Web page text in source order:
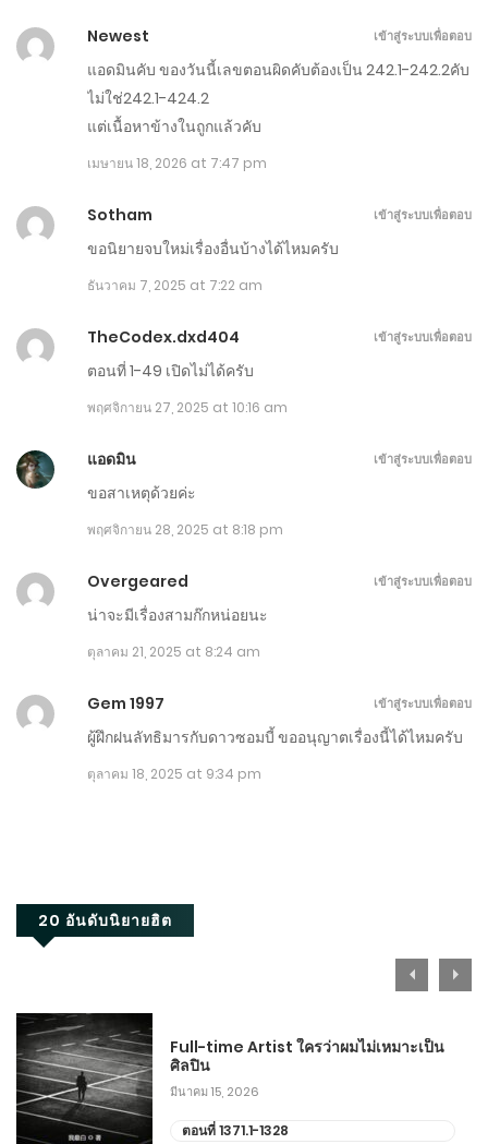
กรกฎาคม 29, 2026
ตอนที่ 311-315
กรกฎาคม 7, 2026
ตอนที่ 291-300
มิถุนายน 23, 2026
ตอนที่ 281-290
มิถุนายน 9, 2026
ตอนที่ 271-280
พฤษภาคม 12, 2026
ตอนที่ 251-260
ตอนที่ 241-250
เมษายน 16, 2026
ตอนที่ 221-230
มีนาคม 14, 2026
ตอนที่ 201-210
มีนาคม 3, 2026
Newest
แอดมินคับ ของวันนี้เลขตอนผิดคับต้องเป็น 242.1-242.2คับ
ไม่ใช่242.1-424.2
แต่เนื้อหาข้างในถูกแล้วคับ
เมษายน 18, 2026 at 7:47 pm
เข้าสู่ระบบเพื่อตอบ
Sotham
ขอนิยายจบใหม่เรื่องอื่นบ้างได้ไหมครับ
ธันวาคม 7, 2025 at 7:22 am
เข้าสู่ระบบเพื่อตอบ
TheCodex.dxd404
ตอนที่ 1-49 เปิดไม่ได้ครับ
พฤศจิกายน 27, 2025 at 10:16 am
เข้าสู่ระบบเพื่อตอบ
แอดมิน
ขอสาเหตุด้วยค่ะ
พฤศจิกายน 28, 2025 at 8:18 pm
เข้าสู่ระบบเพื่อตอบ
Overgeared
น่าจะมีเรื่องสามก๊กหน่อยนะ
ตุลาคม 21, 2025 at 8:24 am
เข้าสู่ระบบเพื่อตอบ
Gem 1997
ผู้ฝึกฝนลัทธิมารกับดาวซอมบี้ ขออนุญาตเรื่องนี้ได้ไหมครับ
ตุลาคม 18, 2025 at 9:34 pm
เข้าสู่ระบบเพื่อตอบ
20 อันดับนิยายฮิต
Full-time Artist ใครว่าผมไม่เหมาะเป็น
ศิลปิน
มีนาคม 15, 2026
ตอนที่ 1371.1-1328